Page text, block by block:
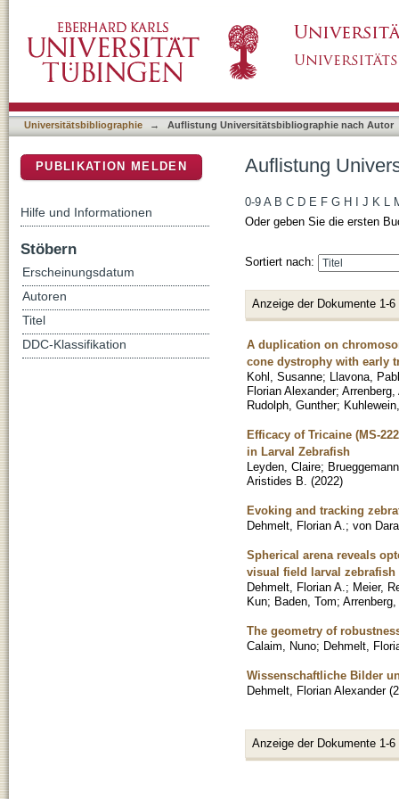
Universitätsbibliographie → Auflistung Universitätsbibliographie nach Autor
Auflistung
0-9 A B C D E F G H J K L
Oder geben Sie die ersten
Sortiert nach:
Anzeige der Dokumente 1-6
A duplication on
cone dystrophy with early
Kohl, Susanne; Llavona,
Florian Alexander;
Rudolph, Gunther;
Efficacy of Tricaine (MS-
in Larval Zebrafish
Leyden, Claire;
Aristides B. (2022)
Evoking and tracking
Dehmelt, Florian A. ; von
Spherical arena reveals
visual field larval zebrafish
Dehmelt, Florian A. ; Meier,
Kun; Baden, Tom;
The geometry of
Calaim, Nuno; Dehmelt,
Wissenschaftliche Bilder
Dehmelt, Florian Alexander (
Anzeige der Dokumente 1-6
PUBLIKATION MELDEN
Hilfe und Informationen
Stöbern
Erscheinungsdatum
Autoren
Titel
DDC-Klassifikation